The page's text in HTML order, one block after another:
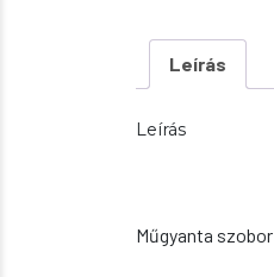
Leírás
Leírás
Műgyanta szobor